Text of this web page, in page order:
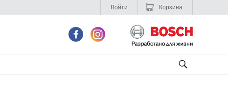
Корзина
Войти